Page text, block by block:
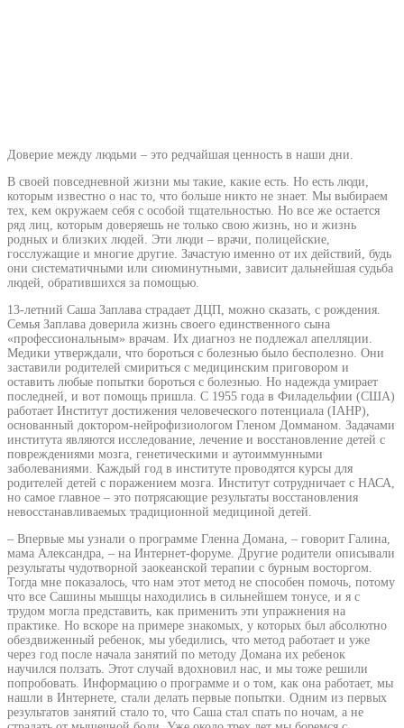
Доверие между людьми – это редчайшая ценность в наши дни.
В своей повседневной жизни мы такие, какие есть. Но есть люди,
которым известно о нас то, что больше никто не знает. Мы выбираем
тех, кем окружаем себя с особой тщательностью. Но все же остается
ряд лиц, которым доверяешь не только свою жизнь, но и жизнь
родных и близких людей. Эти люди – врачи, полицейские,
госслужащие и многие другие. Зачастую именно от их действий, будь
они систематичными или сиюминутными, зависит дальнейшая судьба
людей, обратившихся за помощью.
13-летний Саша Заплава страдает ДЦП, можно сказать, с рождения.
Семья Заплава доверила жизнь своего единственного сына
«профессиональным» врачам. Их диагноз не подлежал апелляции.
Медики утверждали, что бороться с болезнью было бесполезно. Они
заставили родителей смириться с медицинским приговором и
оставить любые попытки бороться с болезнью. Но надежда умирает
последней, и вот помощь пришла. С 1955 года в Филадельфии (США)
работает Институт достижения человеческого потенциала (IAHP),
основанный доктором-нейрофизиологом Гленом Домманом. Задачами
института являются исследование, лечение и восстановление детей с
повреждениями мозга, генетическими и аутоиммунными
заболеваниями. Каждый год в институте проводятся курсы для
родителей детей с поражением мозга. Институт сотрудничает с НАСА,
но самое главное – это потрясающие результаты восстановления
невосстанавливаемых традиционной медициной детей.
– Впервые мы узнали о программе Гленна Домана, – говорит Галина,
мама Александра, – на Интернет-форуме. Другие родители описывали
результаты чудотворной заокеанской терапии с бурным восторгом.
Тогда мне показалось, что нам этот метод не способен помочь, потому
что все Сашины мышцы находились в сильнейшем тонусе, и я с
трудом могла представить, как применить эти упражнения на
практике. Но вскоре на примере знакомых, у которых был абсолютно
обездвиженный ребенок, мы убедились, что метод работает и уже
через год после начала занятий по методу Домана их ребенок
научился ползать. Этот случай вдохновил нас, и мы тоже решили
попробовать. Информацию о программе и о том, как она работает, мы
нашли в Интернете, стали делать первые попытки. Одним из первых
результатов занятий стало то, что Саша стал спать по ночам, а не